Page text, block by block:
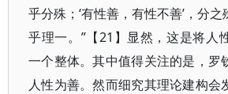
乎分殊；‘有性善，有性不善’，分
乎理一。”【21】显然，这是将人
一个整体。其中值得关注的是，罗
人性为善。然而细究其理论建构会